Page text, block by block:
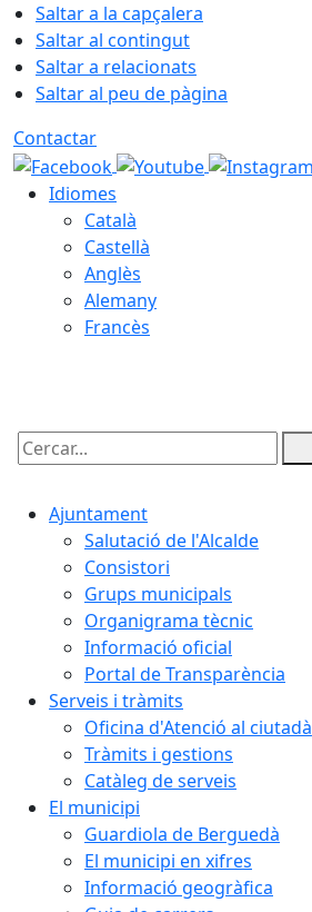
Saltar a la capçalera
Saltar al contingut
Saltar a relacionats
Saltar al peu de pàgina
Contactar
Idiomes
Català
Castellà
Anglès
Alemany
Francès
Cercar:
Ajuntament
Salutació de l'Alcalde
Consistori
Grups municipals
Organigrama tècnic
Informació oficial
Portal de Transparència
Serveis i tràmits
Oficina d'Atenció al ciutadà
Tràmits i gestions
Catàleg de serveis
El municipi
Guardiola de Berguedà
El municipi en xifres
Informació geogràfica